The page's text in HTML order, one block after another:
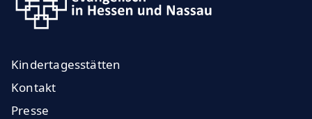
Kindertagesstätten
Kontakt
Presse